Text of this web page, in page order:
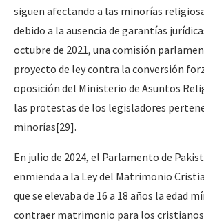
siguen afectando a las minorías
debido a la ausencia de garantías
octubre de 2021, una comisión
proyecto de ley contra la conversión
oposición del Ministerio de Asuntos
las protestas de los legisladores
minorías[29].
En julio de 2024, el Parlamento de
enmienda a la Ley del Matrimonio
que se elevaba de 16 a 18 años la edad
contraer matrimonio para los